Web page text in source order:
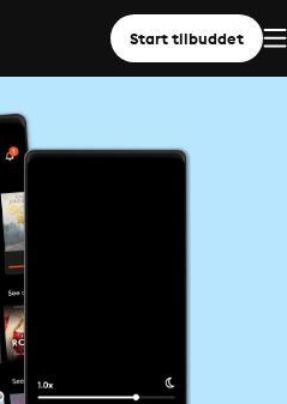
Start tilbuddet